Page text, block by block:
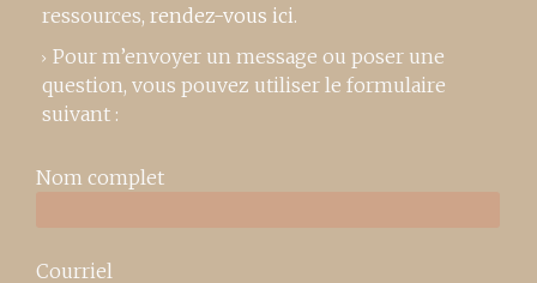
ressources, rendez-vous ici.
Pour m’envoyer un message ou poser une
question, vous pouvez utiliser le formulaire
suivant :
Nom complet
Courriel